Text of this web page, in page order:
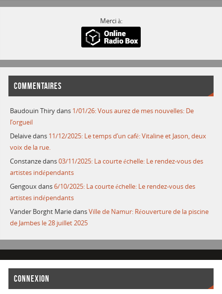
Merci à:
COMMENTAIRES
Baudouin Thirydans 1/01/26: Vous aurez de mes nouvelles: De
l’orgueil
Delaivedans 11/12/2025: Le temps d’un café: Vitaline et Jason, deux
voix de la rue.
Constanzedans03/11/2025: La courte échelle: Le rendez-vous des
artistes indépendants
Gengouxdans6/10/2025: La courte échelle: Le rendez-vous des
artistes indépendants
Vander Borght MariedansVille de Namur: Réouverture de la piscine
de Jambes le 28 juillet 2025
CONNEXION